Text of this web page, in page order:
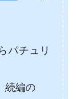
パチュリ
続編の